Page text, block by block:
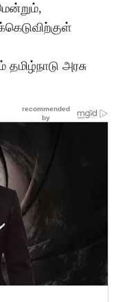
அரசு